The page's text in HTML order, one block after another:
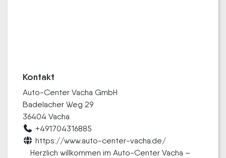
Kontakt
Auto-Center Vacha GmbH
Badelacher Weg 29
36404 Vacha
+491704316885
https://www.auto-center-vacha.de/
Herzlich willkommen im Auto-Center Vacha –